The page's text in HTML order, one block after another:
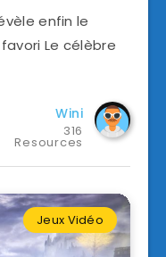
enfin le
Le célèbre
Wini
316
Resources
Jeux Vidéo